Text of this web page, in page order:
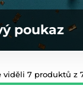
poukaz
viděli 7 produktů z